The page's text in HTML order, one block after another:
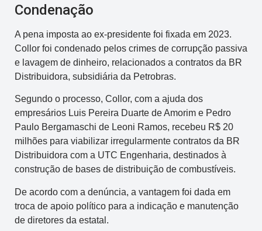
Condenação
A pena imposta ao ex-presidente foi fixada em 2023.
Collor foi condenado pelos crimes de corrupção passiva
e lavagem de dinheiro, relacionados a contratos da BR
Distribuidora, subsidiária da Petrobras.
Segundo o processo, Collor, com a ajuda dos
empresários Luis Pereira Duarte de Amorim e Pedro
Paulo Bergamaschi de Leoni Ramos, recebeu R$ 20
milhões para viabilizar irregularmente contratos da BR
Distribuidora com a UTC Engenharia, destinados à
construção de bases de distribuição de combustíveis.
De acordo com a denúncia, a vantagem foi dada em
troca de apoio político para a indicação e manutenção
de diretores da estatal.